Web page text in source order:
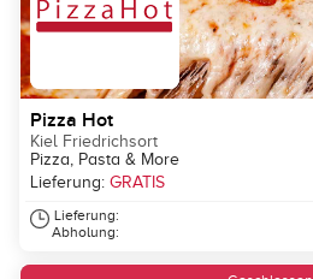
Pizza Hot
Kiel Friedrichsort
Pizza, Pasta & More
Lieferung: GRATIS
Lieferung:
Abholung: